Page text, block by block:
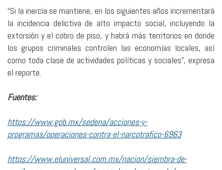
“Si la inercia se mantiene, en los siguientes años incrementará
la incidencia delictiva de alto impacto social, incluyendo la
extorsión y el cobro de piso, y habrá más territorios en donde
los grupos criminales controlen las economías locales, así
como toda clase de actividades políticas y sociales”, expresa
el reporte.
Fuentes:
https://www.gob.mx/sedena/acciones-y-
programas/operaciones-contra-el-narcotrafico-6963
https://www.eluniversal.com.mx/nacion/siembra-de-